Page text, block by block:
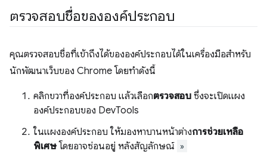
ตรวจสอบชื่อขององค์ประกอบ
คุณตรวจสอบชื่อที่เข้าถึงได้ขององค์ประกอบได้ในเครื่องมือสำหรับ
นักพัฒนาเว็บของ Chrome โดยทำดังนี้
คลิกขวาที่องค์ประกอบ แล้วเลือกตรวจสอบ ซึ่งจะเปิดแผง
องค์ประกอบของ DevTools
ในแผงองค์ประกอบ ให้มองหาบานหน้าต่างการช่วยเหลือ
พิเศษ โดยอาจซ่อนอยู่ หลังสัญลักษณ์ »